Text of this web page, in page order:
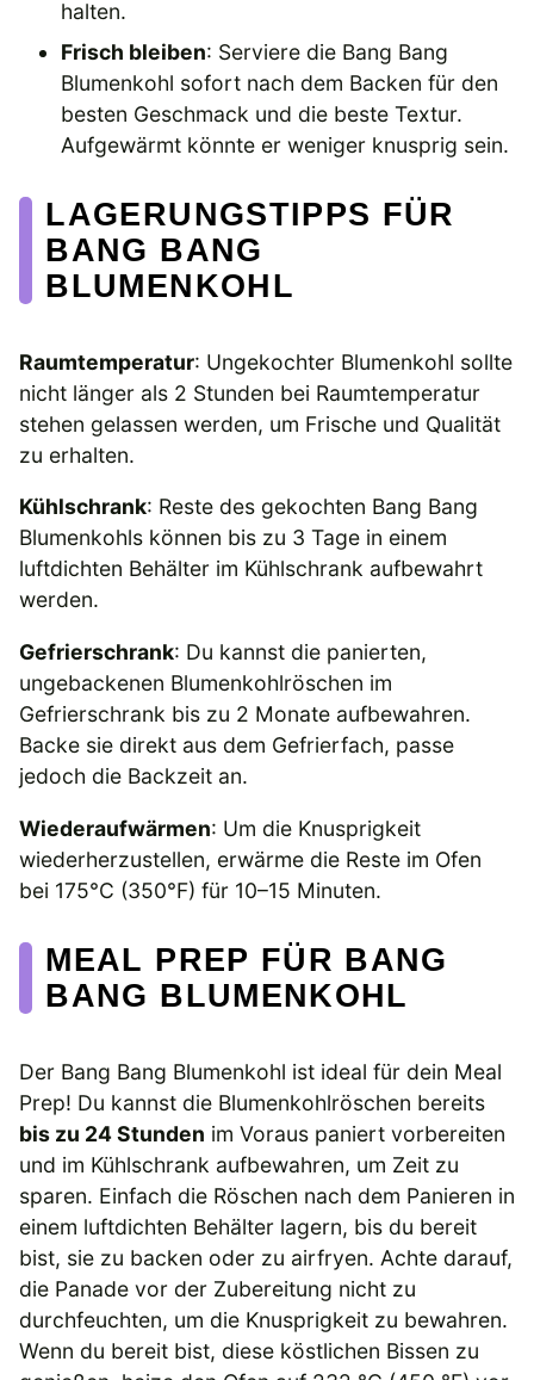
halten.
Frisch bleiben: Serviere die Bang Bang
Blumenkohl sofort nach dem Backen für den
besten Geschmack und die beste Textur.
Aufgewärmt könnte er weniger knusprig sein.
LAGERUNGSTIPPS FÜR
BANG BANG
BLUMENKOHL
Raumtemperatur: Ungekochter Blumenkohl sollte
nicht länger als 2 Stunden bei Raumtemperatur
stehen gelassen werden, um Frische und Qualität
zu erhalten.
Kühlschrank: Reste des gekochten Bang Bang
Blumenkohls können bis zu 3 Tage in einem
luftdichten Behälter im Kühlschrank aufbewahrt
werden.
Gefrierschrank: Du kannst die panierten,
ungebackenen Blumenkohlröschen im
Gefrierschrank bis zu 2 Monate aufbewahren.
Backe sie direkt aus dem Gefrierfach, passe
jedoch die Backzeit an.
Wiederaufwärmen: Um die Knusprigkeit
wiederherzustellen, erwärme die Reste im Ofen
bei 175°C (350°F) für 10–15 Minuten.
MEAL PREP FÜR BANG
BANG BLUMENKOHL
Der Bang Bang Blumenkohl ist ideal für dein Meal
Prep! Du kannst die Blumenkohlröschen bereits
bis zu 24 Stunden im Voraus paniert vorbereiten
und im Kühlschrank aufbewahren, um Zeit zu
sparen. Einfach die Röschen nach dem Panieren in
einem luftdichten Behälter lagern, bis du bereit
bist, sie zu backen oder zu airfryen. Achte darauf,
die Panade vor der Zubereitung nicht zu
durchfeuchten, um die Knusprigkeit zu bewahren.
Wenn du bereit bist, diese köstlichen Bissen zu